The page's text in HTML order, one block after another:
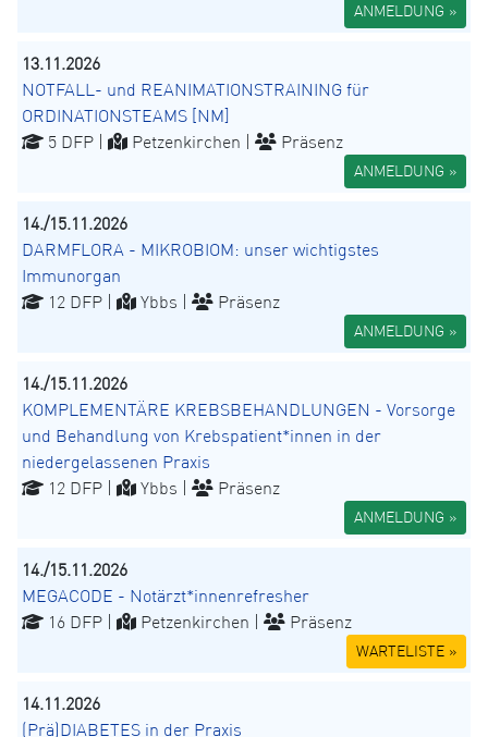
ANMELDUNG »
13.11.2026
NOTFALL- und REANIMATIONSTRAINING für
ORDINATIONSTEAMS [NM]
5 DFP |
Petzenkirchen | Präsenz
ANMELDUNG »
14./15.11.2026
DARMFLORA - MIKROBIOM: unser wichtigstes
Immunorgan
12 DFP |
Ybbs | Präsenz
ANMELDUNG »
14./15.11.2026
KOMPLEMENTÄRE KREBSBEHANDLUNGEN - Vorsorge
und Behandlung von Krebspatient*innen in der
niedergelassenen Praxis
12 DFP |
Ybbs | Präsenz
ANMELDUNG »
14./15.11.2026
MEGACODE - Notärzt*innenrefresher
16 DFP |
Petzenkirchen | Präsenz
WARTELISTE »
14.11.2026
(Prä)DIABETES in der Praxis